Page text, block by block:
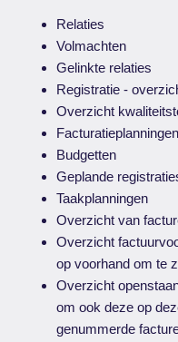
Relaties
Volmachten
Gelinkte relaties
Registratie -
Overzicht
Facturatieplanningen
Budgetten
Geplande
Taakplanningen
Overzicht van
Overzicht
op voorhand om te
Overzicht
om ook deze op
genummerde